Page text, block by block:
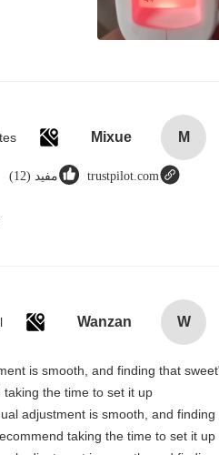
M
Mixue
trustpilot.com مفید (12)
W
Wanzan
is smooth, and finding that sweet
the time to set it up
adjustment is smooth, and finding
taking the time to set it up